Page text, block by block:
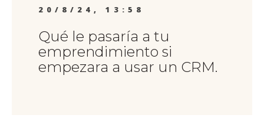
20/8/24, 13:58
Qué le pasaría a tu
emprendimiento si
empezara a usar un CRM.